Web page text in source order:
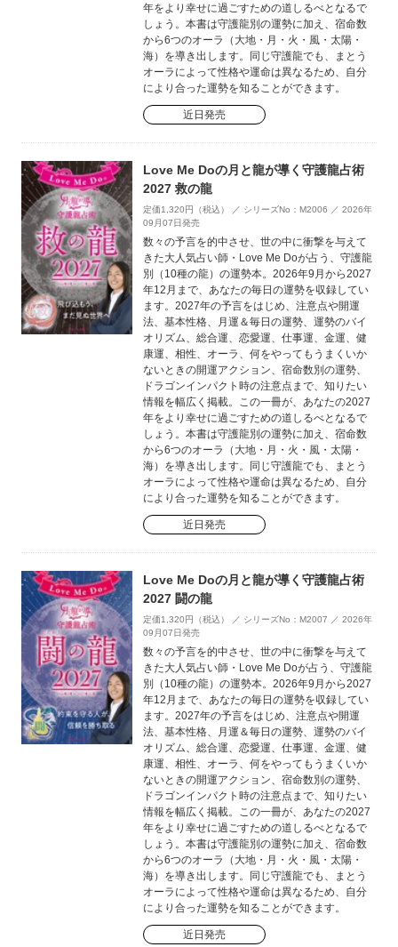
年をより幸せに過ごすための道しるべとなるで
しょう。本書は守護龍別の運勢に加え、宿命数
から6つのオーラ（大地・月・火・風・太陽・
海）を導き出します。同じ守護龍でも、まとう
オーラによって性格や運命は異なるため、自分
により合った運勢を知ることができます。
近日発売
Love Me Doの月と龍が導く守護龍占術
2027 救の龍
定価1,320円（税込） ／ シリーズNo：M2006 ／ 2026年
09月07日発売
数々の予言を的中させ、世の中に衝撃を与えて
きた大人気占い師・Love Me Doが占う、守護龍
別（10種の龍）の運勢本。2026年9月から2027
年12月まで、あなたの毎日の運勢を収録してい
ます。2027年の予言をはじめ、注意点や開運
法、基本性格、月運＆毎日の運勢、運勢のバイ
オリズム、総合運、恋愛運、仕事運、金運、健
康運、相性、オーラ、何をやってもうまくいか
ないときの開運アクション、宿命数別の運勢、
ドラゴンインパクト時の注意点まで、知りたい
情報を幅広く掲載。この一冊が、あなたの2027
年をより幸せに過ごすための道しるべとなるで
しょう。本書は守護龍別の運勢に加え、宿命数
から6つのオーラ（大地・月・火・風・太陽・
海）を導き出します。同じ守護龍でも、まとう
オーラによって性格や運命は異なるため、自分
により合った運勢を知ることができます。
近日発売
Love Me Doの月と龍が導く守護龍占術
2027 闘の龍
定価1,320円（税込） ／ シリーズNo：M2007 ／ 2026年
09月07日発売
数々の予言を的中させ、世の中に衝撃を与えて
きた大人気占い師・Love Me Doが占う、守護龍
別（10種の龍）の運勢本。2026年9月から2027
年12月まで、あなたの毎日の運勢を収録してい
ます。2027年の予言をはじめ、注意点や開運
法、基本性格、月運＆毎日の運勢、運勢のバイ
オリズム、総合運、恋愛運、仕事運、金運、健
康運、相性、オーラ、何をやってもうまくいか
ないときの開運アクション、宿命数別の運勢、
ドラゴンインパクト時の注意点まで、知りたい
情報を幅広く掲載。この一冊が、あなたの2027
年をより幸せに過ごすための道しるべとなるで
しょう。本書は守護龍別の運勢に加え、宿命数
から6つのオーラ（大地・月・火・風・太陽・
海）を導き出します。同じ守護龍でも、まとう
オーラによって性格や運命は異なるため、自分
により合った運勢を知ることができます。
近日発売